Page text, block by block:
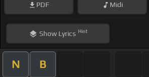
PDF Midi
ShowLyrics Hint
N B